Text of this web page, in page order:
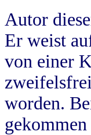
Autor
Er weist
von einer
worden.